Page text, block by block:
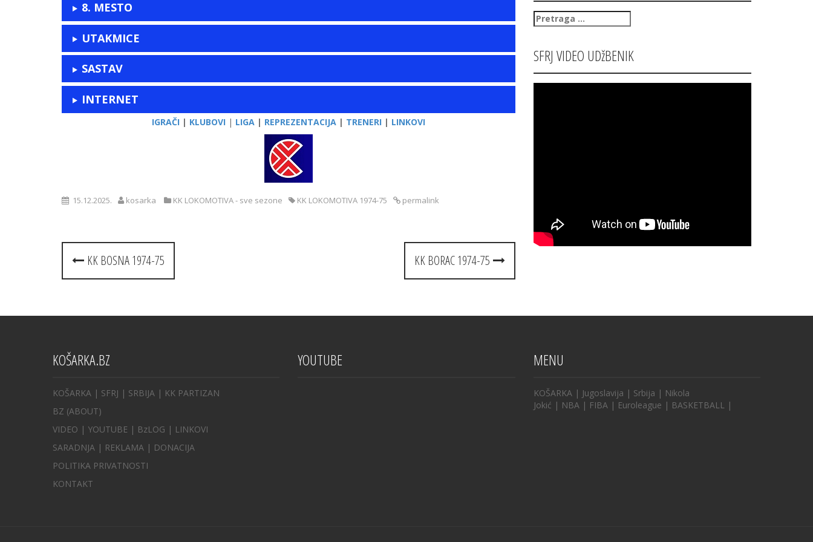
8. MESTO
UTAKMICE
SASTAV
INTERNET
IGRAČI | KLUBOVI | LIGA | REPREZENTACIJA | TRENERI | LINKOVI
15.12.2025. kosarka KK LOKOMOTIVA - sve sezone KK LOKOMOTIVA 1974-75 permalink
Post
navigation
KK BOSNA 1974-75 KK BORAC 1974-75
Pretraga
za:
SFRJ VIDEO UDžBENIK
KOŠARKA.BZ
KOŠARKA | SFRJ | SRBIJA | KK PARTIZAN
BZ (ABOUT)
VIDEO | YOUTUBE | BzLOG | LINKOVI
SARADNJA | REKLAMA | DONACIJA
POLITIKA PRIVATNOSTI
KONTAKT
YOUTUBE MENU
KOŠARKA | Jugoslavija | Srbija | Nikola
Jokić | NBA | FIBA | Euroleague | BASKETBALL |